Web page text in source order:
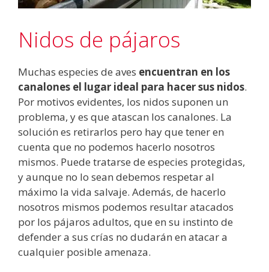
Nidos de pájaros
Muchas especies de aves encuentran en los
canalones el lugar ideal para hacer sus nidos.
Por motivos evidentes, los nidos suponen un
problema, y es que atascan los canalones. La
solución es retirarlos pero hay que tener en
cuenta que no podemos hacerlo nosotros
mismos. Puede tratarse de especies protegidas,
y aunque no lo sean debemos respetar al
máximo la vida salvaje. Además, de hacerlo
nosotros mismos podemos resultar atacados
por los pájaros adultos, que en su instinto de
defender a sus crías no dudarán en atacar a
cualquier posible amenaza.